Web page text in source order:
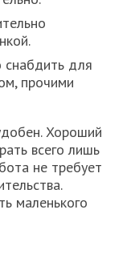
снабдить для
прочими
Хороший
всего лишь
не требует
маленького